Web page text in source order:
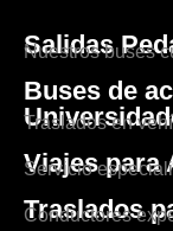
Salidas
Nuestros buses
Buses de
Traslados en
Viajes para
Servicio
Traslados
Conductores